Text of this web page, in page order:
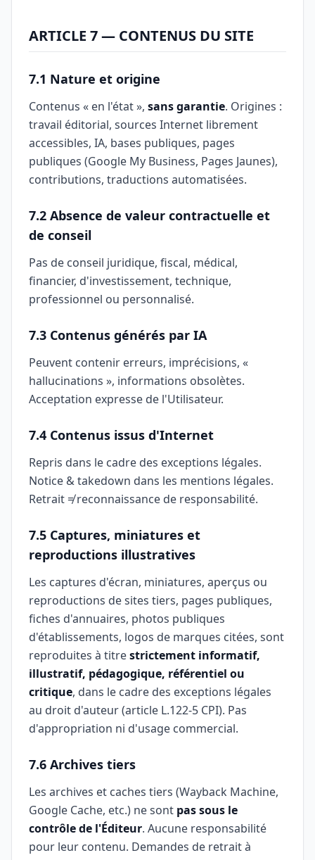
ARTICLE 7 — CONTENUS DU SITE
7.1 Nature et origine
Contenus « en l'état », sans garantie. Origines :
travail éditorial, sources Internet librement
accessibles, IA, bases publiques, pages
publiques (Google My Business, Pages Jaunes),
contributions, traductions automatisées.
7.2 Absence de valeur contractuelle et
de conseil
Pas de conseil juridique, fiscal, médical,
financier, d'investissement, technique,
professionnel ou personnalisé.
7.3 Contenus générés par IA
Peuvent contenir erreurs, imprécisions, «
hallucinations », informations obsolètes.
Acceptation expresse de l'Utilisateur.
7.4 Contenus issus d'Internet
Repris dans le cadre des exceptions légales.
Notice & takedown dans les mentions légales.
Retrait ≠ reconnaissance de responsabilité.
7.5 Captures, miniatures et
reproductions illustratives
Les captures d'écran, miniatures, aperçus ou
reproductions de sites tiers, pages publiques,
fiches d'annuaires, photos publiques
d'établissements, logos de marques citées, sont
reproduites à titrestrictement informatif,
illustratif, pédagogique, référentiel ou
critique, dans le cadre des exceptions légales
au droit d'auteur (article L.122-5 CPI). Pas
d'appropriation ni d'usage commercial.
7.6 Archives tiers
Les archives et caches tiers (Wayback Machine,
Google Cache, etc.) ne sont pas sous le
contrôle de l'Éditeur. Aucune responsabilité
pour leur contenu. Demandes de retrait à